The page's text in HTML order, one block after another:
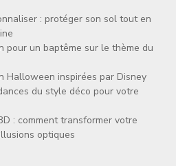
: protéger son sol tout en
pour un baptême sur le thème du
Halloween inspirées par Disney
du style déco pour votre
: comment transformer votre
optiques